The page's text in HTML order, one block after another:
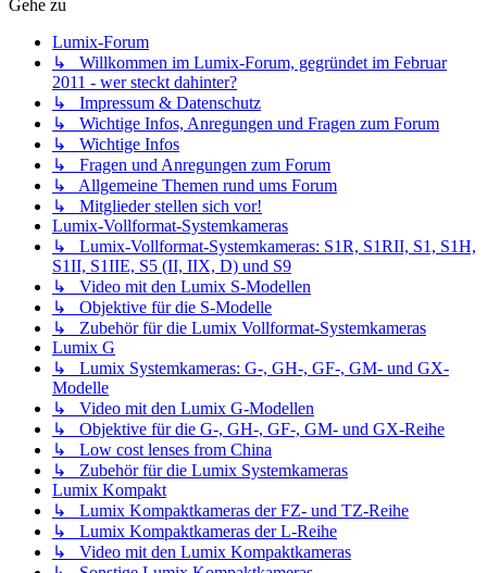
Gehe zu
Lumix-Forum
↳ Willkommen im Lumix-Forum, gegründet im Februar
2011 - wer steckt dahinter?
↳ Impressum & Datenschutz
↳ Wichtige Infos, Anregungen und Fragen zum Forum
↳ Wichtige Infos
↳ Fragen und Anregungen zum Forum
↳ Allgemeine Themen rund ums Forum
↳ Mitglieder stellen sich vor!
Lumix-Vollformat-Systemkameras
↳ Lumix-Vollformat-Systemkameras: S1R, S1RII, S1, S1H,
S1II, S1IIE, S5 (II, IIX, D) und S9
↳ Video mit den Lumix S-Modellen
↳ Objektive für die S-Modelle
↳ Zubehör für die Lumix Vollformat-Systemkameras
Lumix G
↳ Lumix Systemkameras: G-, GH-, GF-, GM- und GX-
Modelle
↳ Video mit den Lumix G-Modellen
↳ Objektive für die G-, GH-, GF-, GM- und GX-Reihe
↳ Low cost lenses from China
↳ Zubehör für die Lumix Systemkameras
Lumix Kompakt
↳ Lumix Kompaktkameras der FZ- und TZ-Reihe
↳ Lumix Kompaktkameras der L-Reihe
↳ Video mit den Lumix Kompaktkameras